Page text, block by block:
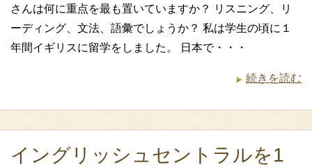
さんは何に重点を最も置いていますか？ リスニング、リ
ーディング、文法、語彙でしょうか？ 私は学生の頃に１
年間イギリスに留学をしました。 日本で・・・
続きを読む
イングリッシュセントラルを1